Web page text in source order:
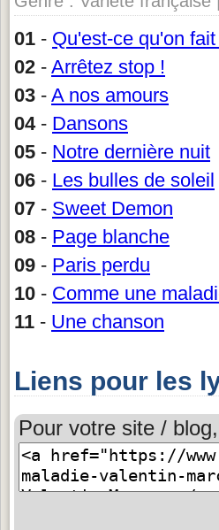
01 - Qu'est-ce qu'on
02 - Arrêtez stop !
03 - A nos amours
04- Dansons
05 - Notre dernière nuit
06 - Les bulles de soleil
07 - Sweet Demon
08 - Page blanche
09 - Paris perdu
10 - Comme une
11 - Une chanson
Liens pour les
Pour votre site /